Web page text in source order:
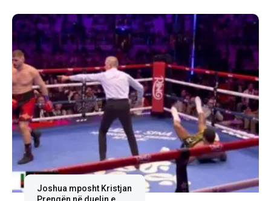
Joshua mposht Kristjan